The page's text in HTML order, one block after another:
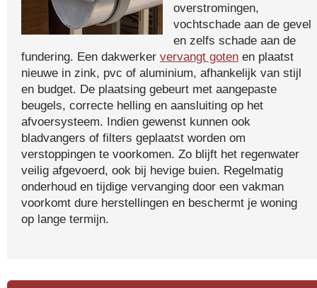
overstromingen,
vochtschade aan de gevel
en zelfs schade aan de
fundering. Een dakwerker vervangt goten en plaatst
nieuwe in zink, pvc of aluminium, afhankelijk van stijl
en budget. De plaatsing gebeurt met aangepaste
beugels, correcte helling en aansluiting op het
afvoersysteem. Indien gewenst kunnen ook
bladvangers of filters geplaatst worden om
verstoppingen te voorkomen. Zo blijft het regenwater
veilig afgevoerd, ook bij hevige buien. Regelmatig
onderhoud en tijdige vervanging door een vakman
voorkomt dure herstellingen en beschermt je woning
op lange termijn.